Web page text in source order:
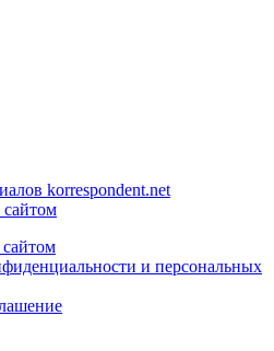
korrespondent.net
сайтом
и персональных